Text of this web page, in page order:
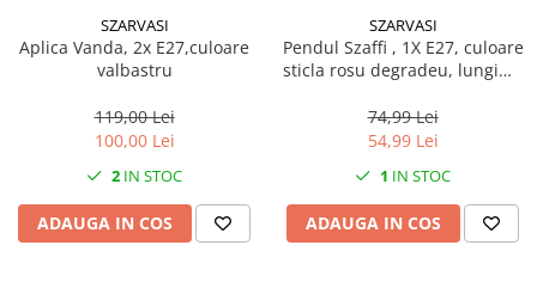
SZARVASI
Aplica Vanda, 2x E27,culoare
valbastru
119,00 Lei
100,00 Lei
2 IN STOC
ADAUGA IN COS
SZARVASI
Pendul Szaffi , 1X E27, culoare
sticla rosu degradeu, lungime
74,99 Lei
54,99 Lei
1 IN STOC
ADAUGA IN COS